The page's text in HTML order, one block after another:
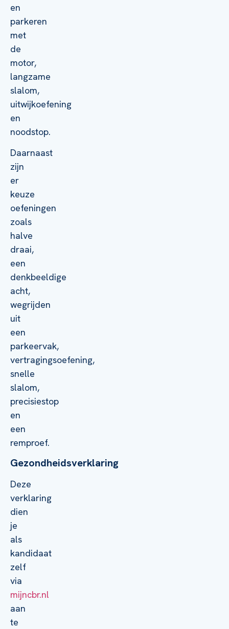
en
parkeren
met
de
motor,
langzame
slalom,
uitwijkoefening
en
noodstop.
Daarnaast
zijn
er
keuze
oefeningen
zoals
halve
draai,
een
denkbeeldige
acht,
wegrijden
uit
een
parkeervak,
vertragingsoefening,
snelle
slalom,
precisiestop
en
een
remproef.
Gezondheidsverklaring
Deze
verklaring
dien
je
als
kandidaat
zelf
via
mijncbr.nl
aan
te